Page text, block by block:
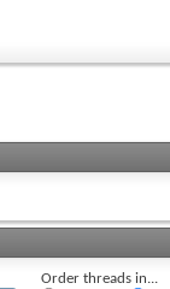
Order threads in...